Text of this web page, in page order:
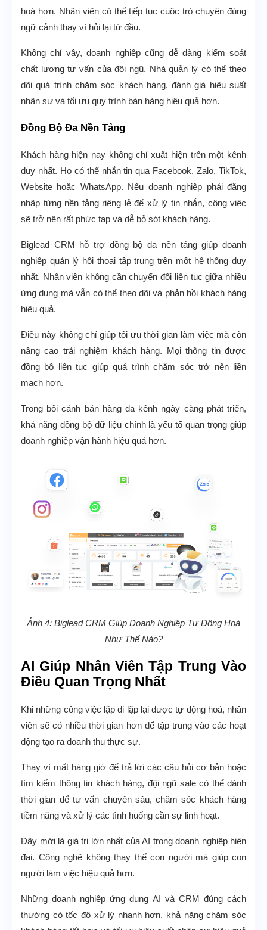
hoá hơn. Nhân viên có thể tiếp tục cuộc trò chuyện đúng
ngữ cảnh thay vì hỏi lại từ đầu.
Không chỉ vậy, doanh nghiệp cũng dễ dàng kiểm soát
chất lượng tư vấn của đội ngũ. Nhà quản lý có thể theo
dõi quá trình chăm sóc khách hàng, đánh giá hiệu suất
nhân sự và tối ưu quy trình bán hàng hiệu quả hơn.
Đồng Bộ Đa Nền Tảng
Khách hàng hiện nay không chỉ xuất hiện trên một kênh
duy nhất. Họ có thể nhắn tin qua Facebook, Zalo, TikTok,
Website hoặc WhatsApp. Nếu doanh nghiệp phải đăng
nhập từng nền tảng riêng lẻ để xử lý tin nhắn, công việc
sẽ trở nên rất phức tạp và dễ bỏ sót khách hàng.
Biglead CRM hỗ trợ đồng bộ đa nền tảng giúp doanh
nghiệp quản lý hội thoại tập trung trên một hệ thống duy
nhất. Nhân viên không cần chuyển đổi liên tục giữa nhiều
ứng dụng mà vẫn có thể theo dõi và phản hồi khách hàng
hiệu quả.
Điều này không chỉ giúp tối ưu thời gian làm việc mà còn
nâng cao trải nghiệm khách hàng. Mọi thông tin được
đồng bộ liên tục giúp quá trình chăm sóc trở nên liền
mạch hơn.
Trong bối cảnh bán hàng đa kênh ngày càng phát triển,
khả năng đồng bộ dữ liệu chính là yếu tố quan trọng giúp
doanh nghiệp vận hành hiệu quả hơn.
Ảnh 4: Biglead CRM Giúp Doanh Nghiệp Tự Động Hoá
Như Thế Nào?
AI Giúp Nhân Viên Tập Trung Vào
Điều Quan Trọng Nhất
Khi những công việc lặp đi lặp lại được tự động hoá, nhân
viên sẽ có nhiều thời gian hơn để tập trung vào các hoạt
động tạo ra doanh thu thực sự.
Thay vì mất hàng giờ để trả lời các câu hỏi cơ bản hoặc
tìm kiếm thông tin khách hàng, đội ngũ sale có thể dành
thời gian để tư vấn chuyên sâu, chăm sóc khách hàng
tiềm năng và xử lý các tình huống cần sự linh hoạt.
Đây mới là giá trị lớn nhất của AI trong doanh nghiệp hiện
đại. Công nghệ không thay thế con người mà giúp con
người làm việc hiệu quả hơn.
Những doanh nghiệp ứng dụng AI và CRM đúng cách
thường có tốc độ xử lý nhanh hơn, khả năng chăm sóc